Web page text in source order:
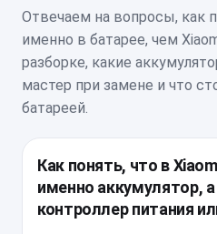
Отвечаем на вопросы, как
именно в батарее, чем
разборке, какие
мастер при замене и что
батареей.
Как понять, что в
именно аккумулятор, а
контроллер питания